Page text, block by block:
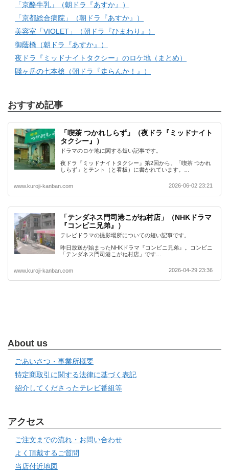
「京酪牛乳」（朝ドラ『あすか』）
「京都総合病院」（朝ドラ『あすか』）
美容室「VIOLET」（朝ドラ『ひまわり』）
御蔭橋（朝ドラ『あすか』）
夜ドラ『ミッドナイトタクシー』のロケ地（まとめ）
賤ヶ岳の七本槍（朝ドラ『走らんか！』）
おすすめ記事
「喫茶 つかれしらず」（夜ドラ『ミッドナイト
タクシー』）
ドラマのロケ地に関する短い記事です。
夜ドラ『ミッドナイトタクシー』第2回から。「喫茶 つかれ
しらず」とテント（と看板）に書かれています。…
www.kuroji-kanban.com 2026-06-02 23:21
「テンダネス門司港こがね村店」（NHKドラマ
『コンビニ兄弟』）
テレビドラマの撮影場所についての短い記事です。
昨日放送が始まったNHKドラマ『コンビニ兄弟』。コンビニ
「テンダネス門司港こがね村店」です…
www.kuroji-kanban.com 2026-04-29 23:36
About us
ごあいさつ・事業所概要
特定商取引に関する法律に基づく表記
紹介してくださったテレビ番組等
アクセス
ご注文までの流れ・お問い合わせ
よく頂戴するご質問
当店付近地図